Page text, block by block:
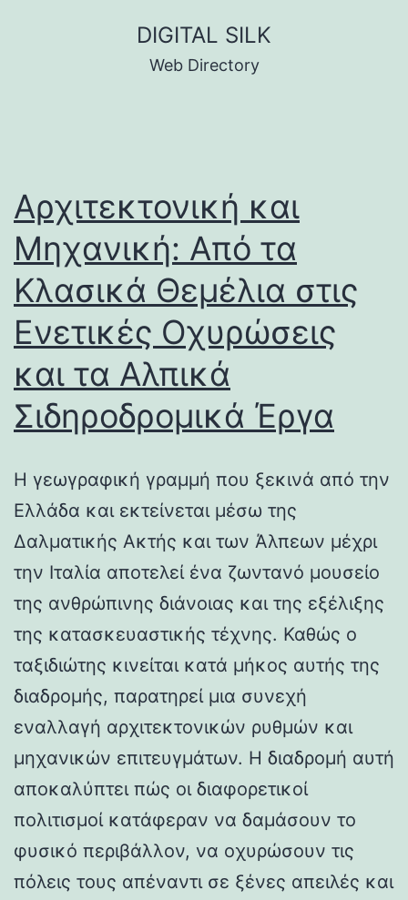
DIGITAL SILK
Web Directory
Αρχιτεκτονική και
Μηχανική: Από τα
Κλασικά Θεμέλια στις
Ενετικές Οχυρώσεις
και τα Αλπικά
Σιδηροδρομικά Έργα
Η γεωγραφική γραμμή που ξεκινά από την
Ελλάδα και εκτείνεται μέσω της
Δαλματικής Ακτής και των Άλπεων μέχρι
την Ιταλία αποτελεί ένα ζωντανό μουσείο
της ανθρώπινης διάνοιας και της εξέλιξης
της κατασκευαστικής τέχνης. Καθώς ο
ταξιδιώτης κινείται κατά μήκος αυτής της
διαδρομής, παρατηρεί μια συνεχή
εναλλαγή αρχιτεκτονικών ρυθμών και
μηχανικών επιτευγμάτων. Η διαδρομή αυτή
αποκαλύπτει πώς οι διαφορετικοί
πολιτισμοί κατάφεραν να δαμάσουν το
φυσικό περιβάλλον, να οχυρώσουν τις
πόλεις τους απέναντι σε ξένες απειλές και